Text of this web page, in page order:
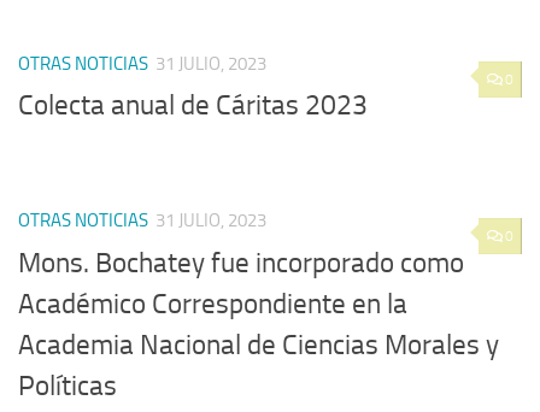
0
OTRAS NOTICIAS 31 JULIO, 2023
Colecta anual de Cáritas 2023
0
OTRAS NOTICIAS 31 JULIO, 2023
Mons. Bochatey fue incorporado como
Académico Correspondiente en la
Academia Nacional de Ciencias Morales y
Políticas